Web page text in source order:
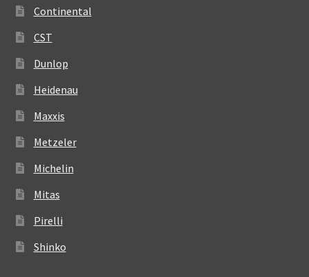
Continental
CST
Dunlop
Heidenau
Maxxis
Metzeler
Michelin
Mitas
Pirelli
Shinko